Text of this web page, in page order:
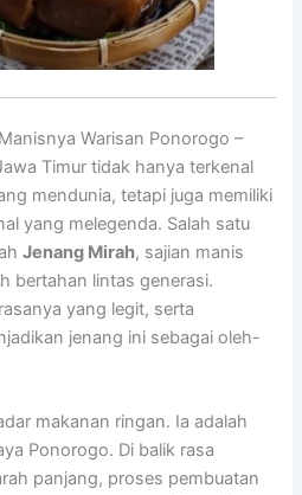
Warisan Ponorogo –
Timur tidak hanya terkenal
mendunia, tetapi juga memiliki
yang melegenda. Salah satu
Jenang Mirah, sajian manis
bertahan lintas generasi.
yang legit, serta
jenang ini sebagai oleh-
makanan ringan. Ia adalah
Ponorogo. Di balik rasa
panjang, proses pembuatan